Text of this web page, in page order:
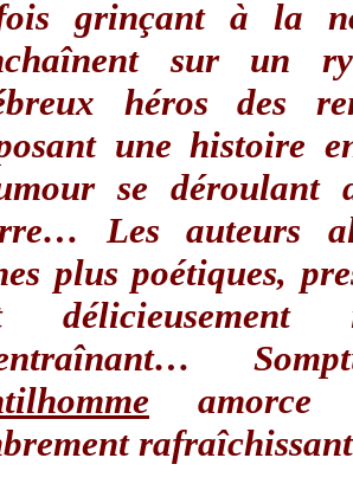
grinçant à la
sur un
héros des
une histoire
se
Les auteurs
plus poétiques,
délicieusement
amorce